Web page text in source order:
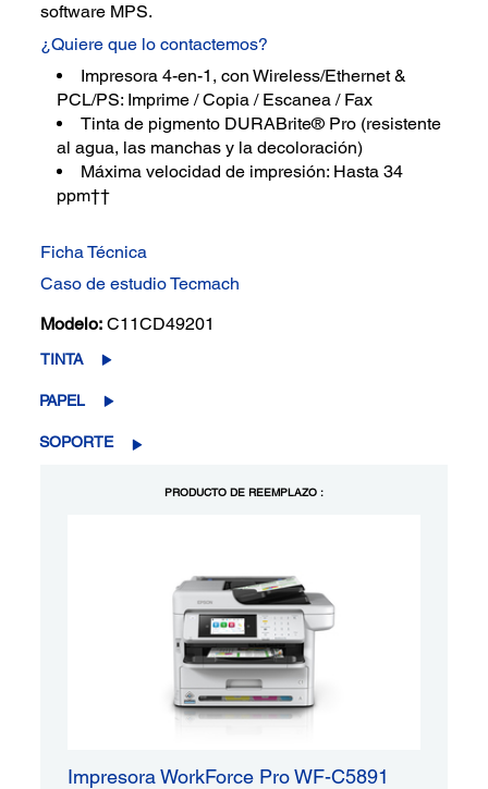
software MPS.
¿Quiere que lo contactemos?
Impresora 4-en-1, con Wireless/Ethernet &
PCL/PS: Imprime / Copia / Escanea / Fax
Tinta de pigmento DURABrite® Pro (resistente
al agua, las manchas y la decoloración)
Máxima velocidad de impresión: Hasta 34
ppm††
Ficha Técnica
Caso de estudio Tecmach
Modelo: C11CD49201
TINTA
PAPEL
SOPORTE
PRODUCTO DE REEMPLAZO :
Impresora WorkForce Pro WF-C5891